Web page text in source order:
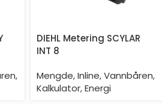
,
DIEHL Metering SCYLAR
INT 8
Mengde,Inline,Vannbåren,
Kalkulator,Energi